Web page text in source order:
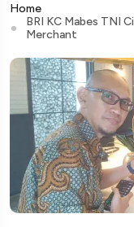
Home
BRI KC Mabes TNI
Merchant